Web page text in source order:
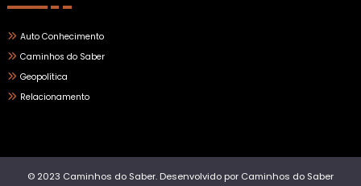
Auto Conhecimento
Caminhos do Saber
Geopolítica
Relacionamento
© 2023 Caminhos do Saber. Desenvolvido por Caminhos do Saber